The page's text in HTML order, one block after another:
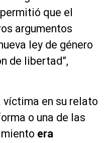
que el
argumentos
ley de género
de libertad”,
víctima en su relato
o una de las
era